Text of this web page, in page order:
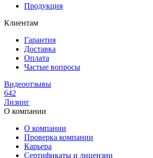
Продукция
Клиентам
Гарантия
Доставка
Оплата
Частые вопросы
Видеоотзывы
642
Лизинг
О компании
О компании
Проверка компании
Карьера
Сертификаты и лицензии